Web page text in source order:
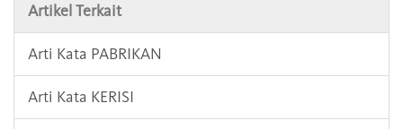
Artikel Terkait
Arti Kata PABRIKAN
Arti Kata KERISI